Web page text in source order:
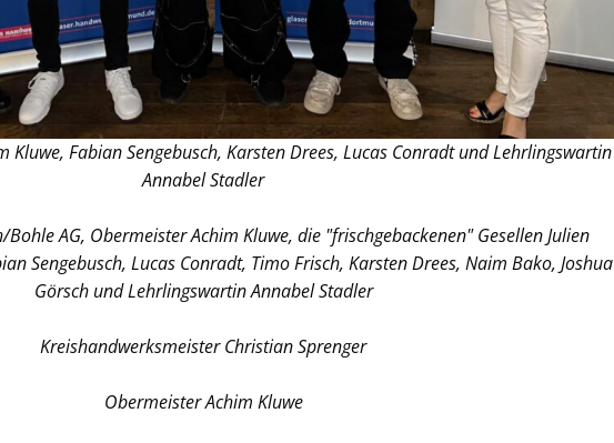
Kluwe, Fabian Sengebusch, Karsten Drees, Lucas Conradt und Lehrlingswartin
Annabel Stadler
Bohle AG, Obermeister Achim Kluwe, die "frischgebackenen" Gesellen Julien
Sengebusch, Lucas Conradt, Timo Frisch, Karsten Drees, Naim Bako, Joshua
Görsch und Lehrlingswartin Annabel Stadler
Kreishandwerksmeister Christian Sprenger
Obermeister Achim Kluwe